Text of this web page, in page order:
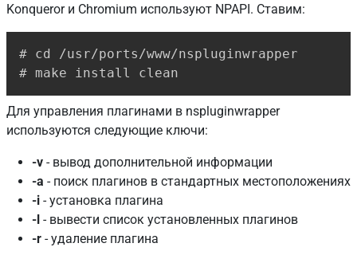
Konqueror и Chromium используют NPAPI. Ставим:
# cd /usr/ports/www/nspluginwrapper
# make install clean
Для управления плагинами в nspluginwrapper
используются следующие ключи:
-v - вывод дополнительной информации
-a - поиск плагинов в стандартных местоположениях
-i - установка плагина
-l - вывести список установленных плагинов
-r - удаление плагина